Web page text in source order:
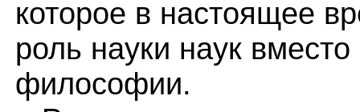
которое в настоящее
роль науки наук
философии.